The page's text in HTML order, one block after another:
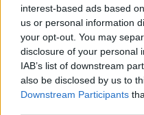
interest-based ads based
us or personal information
your opt-out. You may
disclosure of your personal
IAB’s list of downstream
also be disclosed by us to
Downstream Participants
Με αφετηρία τον Πειραιά
Παπαστράτος γιόρτασε τα
FutuReady Greece.